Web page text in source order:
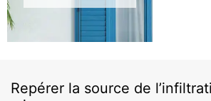
Repérer la source de